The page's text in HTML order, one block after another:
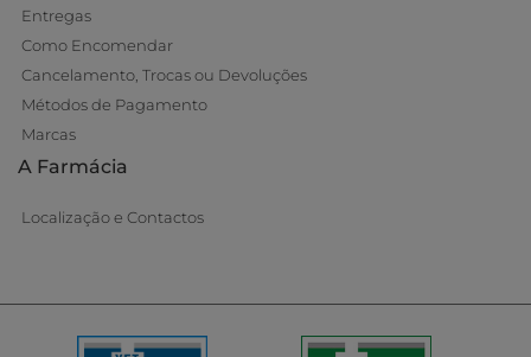
Entregas
Como Encomendar
Cancelamento, Trocas ou Devoluções
Métodos de Pagamento
Marcas
A Farmácia
Localização e Contactos